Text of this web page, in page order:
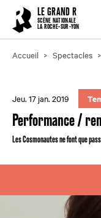
LE GRAND R
SCÈNE NATIONALE
LA ROCHE-SUR-YON
Accueil Spectacles
Jeu. 17 jan. 2019
Performance /
Les Cosmonautes ne font que
Cookies management panel